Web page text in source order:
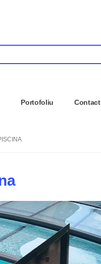
Portofoliu Contact